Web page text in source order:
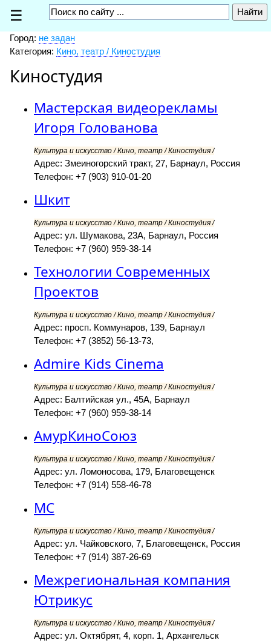
☰
Город: не задан
Категория: Кино, театр / Киностудия
Киностудия
Мастерская видеорекламы
Игоря Голованова
Культура и искусство / Кино, театр / Киностудия /
Адрес: Змеиногорский тракт, 27, Барнаул, Россия
Телефон: +7 (903) 910-01-20
Шкит
Культура и искусство / Кино, театр / Киностудия /
Адрес: ул. Шумакова, 23А, Барнаул, Россия
Телефон: +7 (960) 959-38-14
Технологии Современных
Проектов
Культура и искусство / Кино, театр / Киностудия /
Адрес: просп. Коммунаров, 139, Барнаул
Телефон: +7 (3852) 56-13-73,
Admire Kids Cinema
Культура и искусство / Кино, театр / Киностудия /
Адрес: Балтийская ул., 45А, Барнаул
Телефон: +7 (960) 959-38-14
АмурКиноСоюз
Культура и искусство / Кино, театр / Киностудия /
Адрес: ул. Ломоносова, 179, Благовещенск
Телефон: +7 (914) 558-46-78
MC
Культура и искусство / Кино, театр / Киностудия /
Адрес: ул. Чайковского, 7, Благовещенск, Россия
Телефон: +7 (914) 387-26-69
Межрегиональная компания
Ютрикус
Культура и искусство / Кино, театр / Киностудия /
Адрес: ул. Октябрят, 4, корп. 1, Архангельск